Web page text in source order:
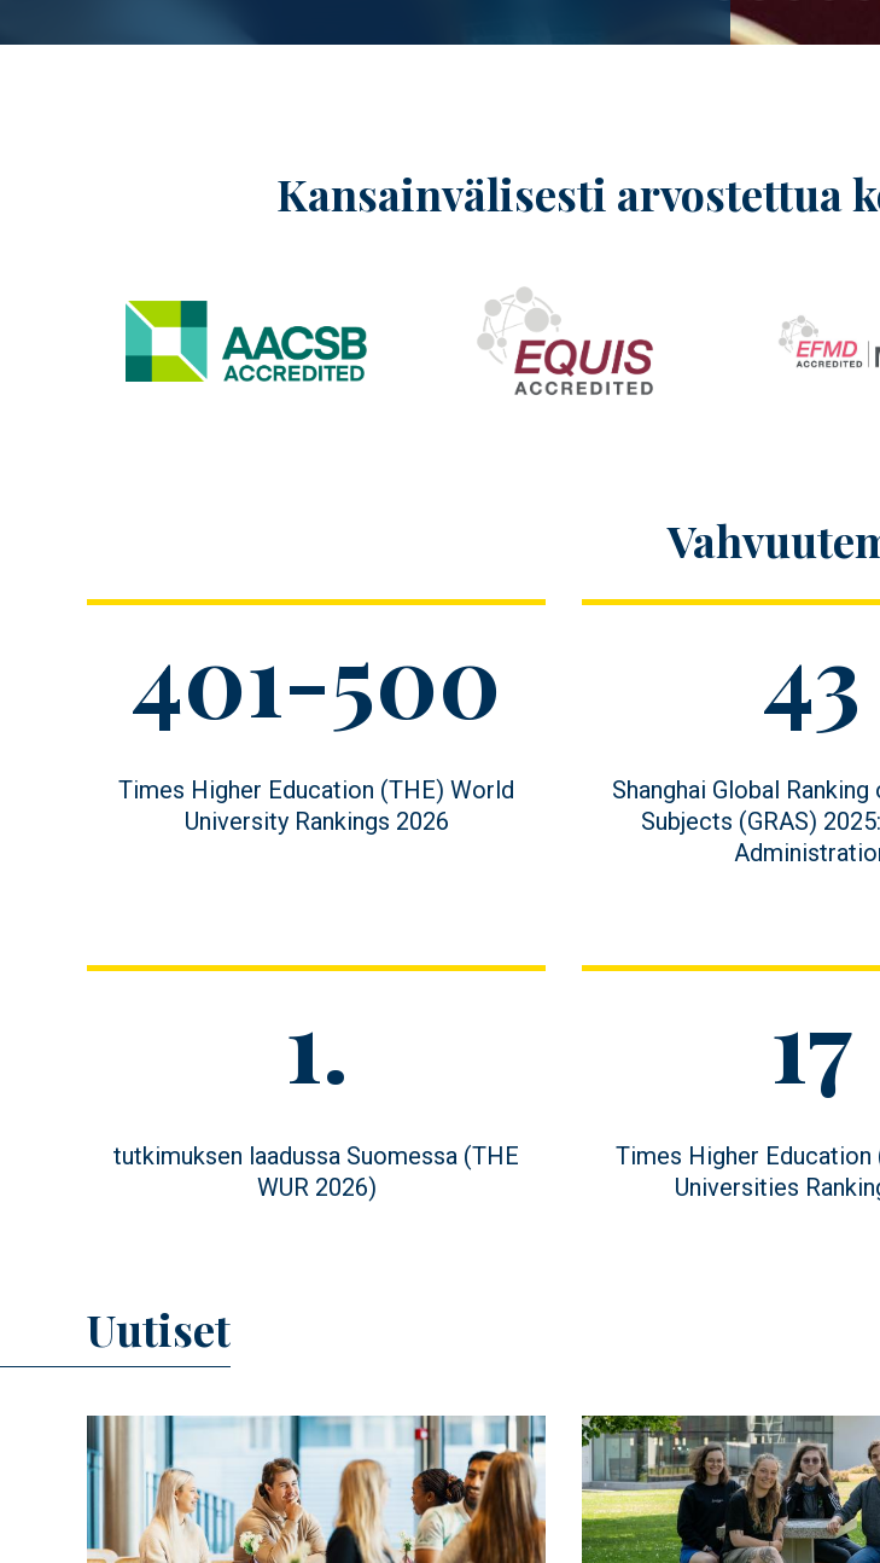
Kansainvälisesti arvostettua
Image
Figure
value
401-500
Figure
description
Times Higher Education (THE) World
University Rankings 2026
Figure
value
43
Figure
description
Shanghai Global
Subjects (GRAS)
Figure
value
1.
Figure
tutkimuksen laadussa Suomessa (THE
WUR 2026)
Figure
value
17
Figure
description
Times Higher Education
Universities
Uutiset